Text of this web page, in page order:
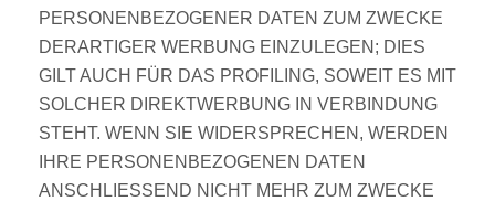
PERSONENBEZOGENER DATEN ZUM ZWECKE
DERARTIGER WERBUNG EINZULEGEN; DIES
GILT AUCH FÜR DAS PROFILING, SOWEIT ES MIT
SOLCHER DIREKTWERBUNG IN VERBINDUNG
STEHT. WENN SIE WIDERSPRECHEN, WERDEN
IHRE PERSONENBEZOGENEN DATEN
ANSCHLIESSEND NICHT MEHR ZUM ZWECKE